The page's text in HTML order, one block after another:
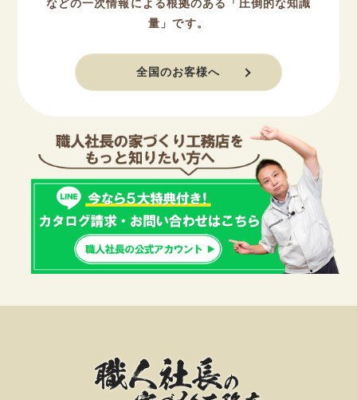
などの一次情報による根拠のある「圧倒的な知識
量」です。
全国のお客様へ